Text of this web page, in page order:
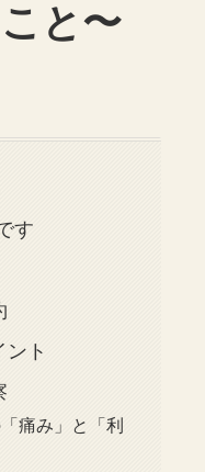
と〜
す
ト
痛み」と「利